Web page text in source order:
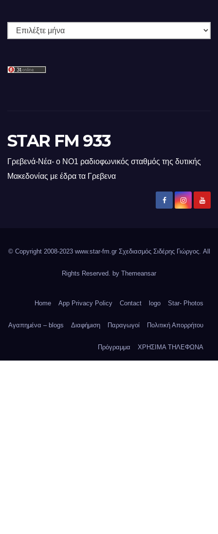
Ιστορικό
STAR FM 933
Γρεβενά-Νέα- ο ΝΟ1 ραδιοφωνικός σταθμός της δυτικής
Μακεδονίας με έδρα τα Γρεβενα
© Copyright 2008-2023 www.star-fm.gr Σχεδιασμός Σιδέρης Γιώργος. All
Rights Reserved. by Themeansar
Home App Privacy Policy Contact logo Star- Photos
Αγαπημένα – blogs Διαφήμιση Παραγωγοί Πολιτική Απορρήτου
Πρόγραμμα ΧΡΗΣΙΜΑ ΤΗΛΕΦΩΝΑ